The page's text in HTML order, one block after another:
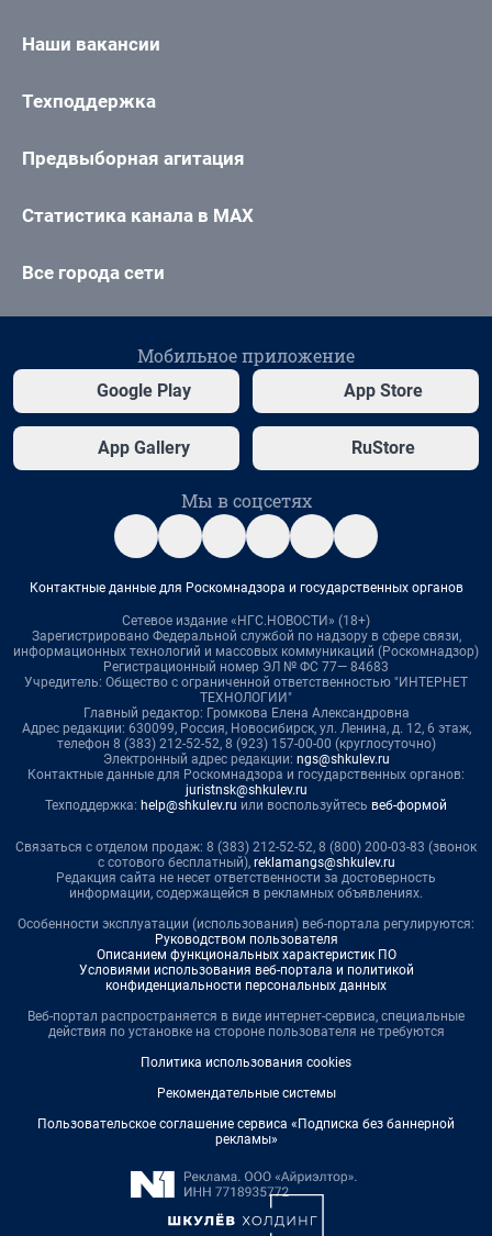
Наши вакансии
Техподдержка
Предвыборная агитация
Статистика канала в MAX
Все города сети
Мобильное приложение
Google Play App Store
App Gallery RuStore
Мы в соцсетях
Контактные данные для Роскомнадзора и государственных органов
Сетевое издание «НГС.НОВОСТИ» (18+)
Зарегистрировано Федеральной службой по надзору в сфере связи,
информационных технологий и массовых коммуникаций (Роскомнадзор)
Регистрационный номер ЭЛ № ФС 77— 84683
Учредитель: Общество с ограниченной ответственностью "ИНТЕРНЕТ
ТЕХНОЛОГИИ"
Главный редактор: Громкова Елена Александровна
Адрес редакции: 630099, Россия, Новосибирск, ул. Ленина, д. 12, 6 этаж,
телефон 8 (383) 212-52-52, 8 (923) 157-00-00 (круглосуточно)
Электронный адрес редакции: ngs@shkulev.ru
Контактные данные для Роскомнадзора и государственных органов:
juristnsk@shkulev.ru
Техподдержка: help@shkulev.ru или воспользуйтесь веб-формой
Связаться с отделом продаж: 8 (383) 212-52-52, 8 (800) 200-03-83 (звонок
с сотового бесплатный), reklamangs@shkulev.ru
Редакция сайта не несет ответственности за достоверность
информации, содержащейся в рекламных объявлениях.
Особенности эксплуатации (использования) веб-портала регулируются:
Руководством пользователя
Описанием функциональных характеристик ПО
Условиями использования веб-портала и политикой
конфиденциальности персональных данных
Веб-портал распространяется в виде интернет-сервиса, специальные
действия по установке на стороне пользователя не требуются
Политика использования cookies
Рекомендательные системы
Пользовательское соглашение сервиса «Подписка без баннерной
рекламы»